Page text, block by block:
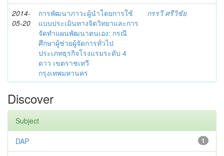
2014-
05-20
การพัฒนาภาวะผู้นำโดยการใช้
แบบประเมินทางจิตวิทยาและการ
จัดทำแผนพัฒนาตนเอง: กรณี
ศึกษาผู้ช่วยผู้จัดการทั่วไป
ประเภทธุรกิจโรงแรมระดับ 4
ดาว เขตราชเทวี
กรุงเทพมหานคร
กรรวี ศรีวิชัย
Discover
Subject
1
DAP